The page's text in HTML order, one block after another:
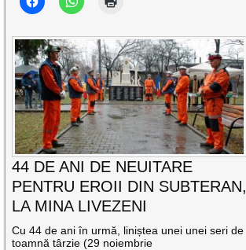
44 DE ANI DE NEUITARE
PENTRU EROII DIN SUBTERAN,
LA MINA LIVEZENI
Cu 44 de ani în urmă, liniștea unei unei seri de
toamnă târzie (29 noiembrie